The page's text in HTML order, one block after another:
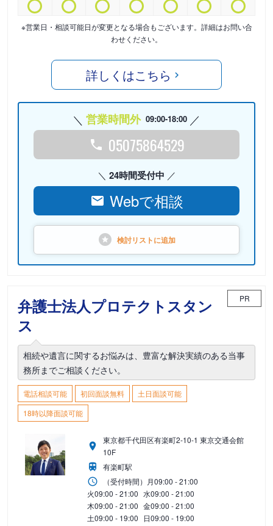
※営業日・相談可能日が変更となる場合もございます。詳細はお問い合
わせください。
詳しくはこちら
営業時間外 09:00-18:00
05075864529
24時間受付中
Webで相談
検討リストに追加
弁護士法人プロテクトスタン
ス
PR
相続や遺言に関するお悩みは、豊富な解決実績のある当事
務所までご相談ください。
電話相談可能 初回面談無料
土日面談可能
18時以降面談可能
東京都千代田区有楽町2-10-1 東京交通会館
10F
有楽町駅
（受付時間） 月09:00 - 21:00
火09:00 - 21:00 水09:00 - 21:00
木09:00 - 21:00 金09:00 - 21:00
土09:00 - 19:00 日09:00 - 19:00